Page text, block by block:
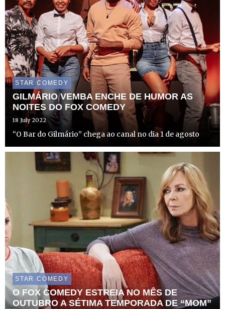
STAR COMEDY
GILMÁRIO VEMBA ENCHE DE HUMOR AS
NOITES DO FOX COMEDY
18 July 2022
“O Bar do Gilmário” chega ao canal no dia 1 de agosto
STAR COMEDY
O FOX COMEDY ESTREIA NO MÊS DE
OUTUBRO A SÉTIMA TEMPORADA DE “MOM”